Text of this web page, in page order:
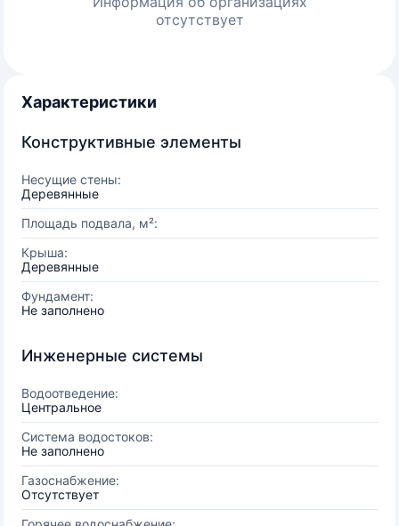
отсутствует
Характеристики
Конструктивные элементы
Несущие стены:
Деревянные
Площадь подвала, м²:
Крыша:
Деревянные
Фундамент:
Не заполнено
Инженерные системы
Водоотведение:
Центральное
Система водостоков:
Не заполнено
Газоснабжение:
Отсутствует